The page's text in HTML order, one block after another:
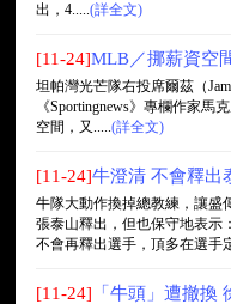
出，4.....(詳全文)
[11-24]MLB／挪薪資空
坦帕灣光芒隊右投席爾茲（
《Sportingnews》專欄作家馬
空間，又.....(詳全文)
[11-24]牛澄清 不會釋出
牛隊大動作換掉總教練，讓盛
張泰山釋出，但也保守地表示
不會再釋出選手，頂多在選手
[11-24] 「牛頭」遭撤換